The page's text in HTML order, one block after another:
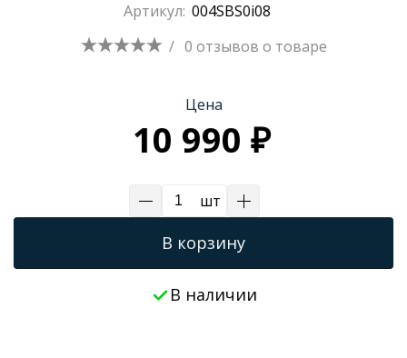
Артикул: 004SBS0i08
/ 0 отзывов о товаре
Цена
10 990 ₽
шт
В корзину
В наличии